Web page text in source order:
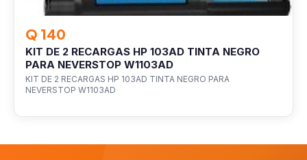
Q 140
KIT DE 2 RECARGAS HP 103AD TINTA NEGRO
PARA NEVERSTOP W1103AD
KIT DE 2 RECARGAS HP 103AD TINTA NEGRO PARA
NEVERSTOP W1103AD